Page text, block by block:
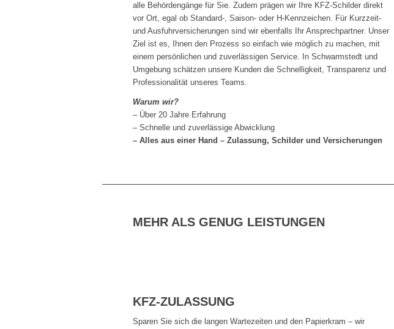
alle Behördengänge für Sie. Zudem prägen wir Ihre KFZ-Schilder direkt
vor Ort, egal ob Standard-, Saison- oder H-Kennzeichen. Für Kurzzeit-
und Ausfuhrversicherungen sind wir ebenfalls Ihr Ansprechpartner. Unser
Ziel ist es, Ihnen den Prozess so einfach wie möglich zu machen, mit
einem persönlichen und zuverlässigen Service. In Schwarmstedt und
Umgebung schätzen unsere Kunden die Schnelligkeit, Transparenz und
Professionalität unseres Teams.
Warum wir?
– Über 20 Jahre Erfahrung
– Schnelle und zuverlässige Abwicklung
– Alles aus einer Hand – Zulassung, Schilder und Versicherungen
MEHR ALS GENUG LEISTUNGEN
KFZ-ZULASSUNG
Sparen Sie sich die langen Wartezeiten und den Papierkram – wir